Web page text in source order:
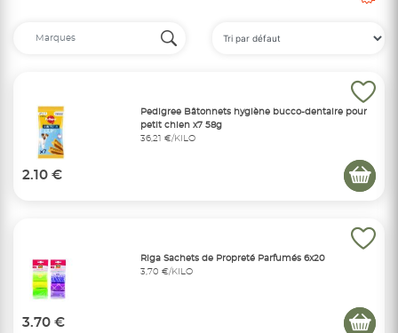
Pedigree Bâtonnets hygiène bucco-dentaire pour
petit chien x7 58g
36,21 €/KILO
2.10 €
Riga Sachets de Propreté Parfumés 6x20
3,70 €/KILO
3.70 €